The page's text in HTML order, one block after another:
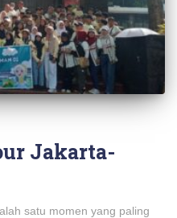
Jakarta-
satu momen yang paling